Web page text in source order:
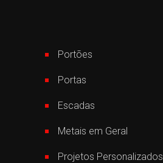
Portões
Portas
Escadas
Metais em Geral
Projetos Personalizados